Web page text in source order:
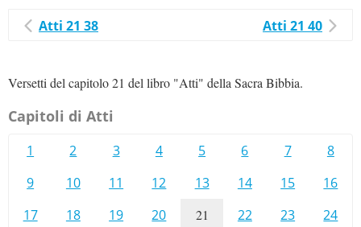
Atti 21 38 Atti 21 40
Versetti del capitolo 21 del libro "Atti" della Sacra Bibbia.
Capitoli di Atti
1 2 3 4 5 6 7
8
9
10 11 12 13 14 15
16
17
18 19 20 21 22 23
24